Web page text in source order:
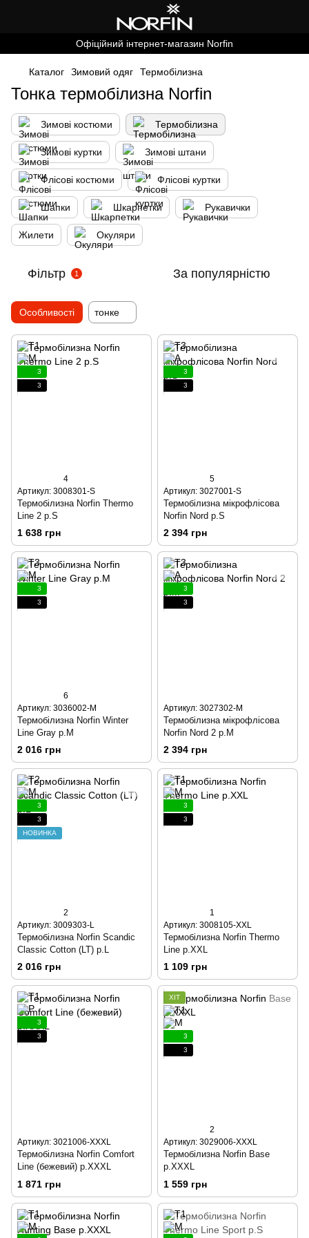
Офіційний інтернет-магазин Norfin
Каталог Зимовий одяг Термобілизна
Тонка термобілизна Norfin
Зимові костюми Термобілизна
Зимові куртки Зимові штани
Флісові костюми Флісові куртки
Шапки Шкарпетки Рукавички
Жилети Окуляри
Фільтр 1 За популярністю
Особливості тонке
3
3
4
Артикул: 3008301-S
Термобілизна Norfin Thermo
Line 2 р.S
1 638 грн
3
3
5
Артикул: 3027001-S
Термобілизна мікрофлісова
Norfin Nord р.S
2 394 грн
3
3
6
Артикул: 3036002-M
Термобілизна Norfin Winter
Line Gray р.М
2 016 грн
3
3
Артикул: 3027302-M
Термобілизна мікрофлісова
Norfin Nord 2 р.M
2 394 грн
3
3
НОВИНКА
2
Артикул: 3009303-L
Термобілизна Norfin Scandic
Classic Cotton (LT) р.L
2 016 грн
3
3
1
Артикул: 3008105-XXL
Термобілизна Norfin Thermo
Line р.XXL
1 109 грн
3
3
Артикул: 3021006-XXXL
Термобілизна Norfin Comfort
Line (бежевий) р.XXXL
1 871 грн
ХІТ
3
3
2
Артикул: 3029006-XXXL
Термобілизна Norfin Base
р.XXXL
1 559 грн